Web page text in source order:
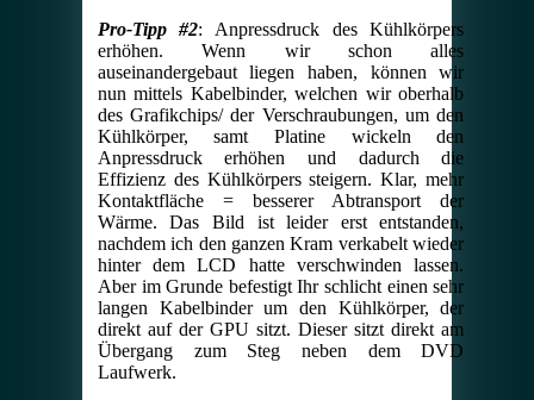
Pro-Tipp #2: Anpressdruck des Kühlkörpers
erhöhen. Wenn wir schon alles
auseinandergebaut liegen haben, können wir
nun mittels Kabelbinder, welchen wir oberhalb
des Grafikchips/ der Verschraubungen, um den
Kühlkörper, samt Platine wickeln den
Anpressdruck erhöhen und dadurch die
Effizienz des Kühlkörpers steigern. Klar, mehr
Kontaktfläche = besserer Abtransport der
Wärme. Das Bild ist leider erst entstanden,
nachdem ich den ganzen Kram verkabelt wieder
hinter dem LCD hatte verschwinden lassen.
Aber im Grunde befestigt Ihr schlicht einen sehr
langen Kabelbinder um den Kühlkörper, der
direkt auf der GPU sitzt. Dieser sitzt direkt am
Übergang zum Steg neben dem DVD
Laufwerk.